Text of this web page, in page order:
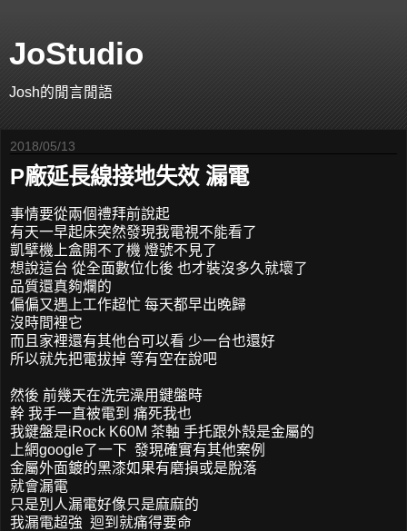
JoStudio
Josh的閒言閒語
2018/05/13
P廠延長線接地失效 漏電
事情要從兩個禮拜前說起
有天一早起床突然發現我電視不能看了
凱擘機上盒開不了機 燈號不見了
想說這台 從全面數位化後 也才裝沒多久就壞了
品質還真夠爛的
偏偏又遇上工作超忙 每天都早出晚歸
沒時間裡它
而且家裡還有其他台可以看 少一台也還好
所以就先把電拔掉 等有空在說吧
然後 前幾天在洗完澡用鍵盤時
幹 我手一直被電到 痛死我也
我鍵盤是iRock K60M 茶軸 手托跟外殼是金屬的
上網google了一下 發現確實有其他案例
金屬外面鍍的黑漆如果有磨損或是脫落
就會漏電
只是別人漏電好像只是麻麻的
我漏電超強 迴到就痛得要命